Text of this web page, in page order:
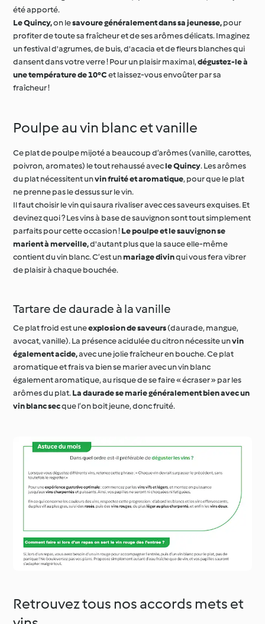
profiter de toute sa fraîcheur et de ses arômes délicats. Imaginez
un festival d'agrumes, de buis, d'acacia et de fleurs blanches qui
dansent dans votre verre ! Pour un plaisir maximal, dégustez-le à
une température de 10°C
et laissez-vous envoûter par sa
Poulpe au vin blanc et vanille
Ce plat de poulpe mijoté a beaucoup d’arômes (vanille, carottes,
poivron, aromates) le tout rehaussé avecle Quincy
du plat nécessitent un
vin fruité et aromatique
, pour que le plat
ne prenne pas le dessus sur le vin.
Il faut choisir le vin qui saura rivaliser avec ces saveurs exquises. Et
devinez quoi ? Les vins à base de sauvignon sont tout simplement
parfaits pour cette occasion !
Le poulpe et le sauvignon se
marient à merveille,
d'autant plus que la sauce elle-même
contient du vin blanc. C’est un
qui vous fera vibrer
de plaisir à chaque bouchée.
Tartare de daurade à la vanille
avocat, vanille). La présence acidulée du citron nécessite un
également acide,
avec une jolie fraîcheur en bouche. Ce plat
aromatique et frais va bien se marier avec un vin blanc
également aromatique, au risque de se faire « écraser » par les
arômes du plat.
La daurade se marie généralement bien avec un
vin blanc sec
que l’on boit jeune, donc fruité.
Retrouvez tous nos accords mets et